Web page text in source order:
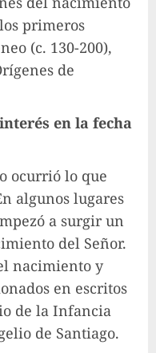
primeros
(c. 130-200),
de
en la fecha
ocurrió lo que
algunos lugares
a surgir un
del Señor.
nacimiento y
en escritos
de la Infancia
de Santiago.